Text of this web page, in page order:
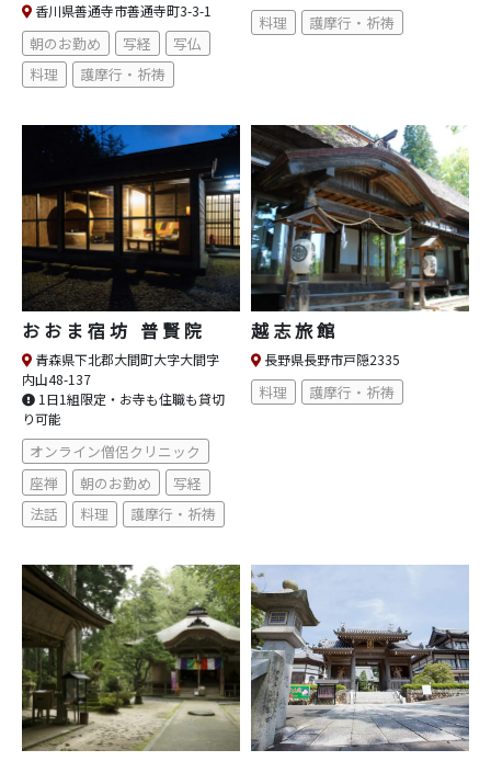
香川県善通寺市善通寺町3-3-1
朝のお勤め 写経
写仏
料理
護摩行・祈祷
料理 護摩行・祈祷
おおま宿坊 普賢院
青森県下北郡大間町大字大間字
内山48-137
1日1組限定・お寺も住職も貸切
り可能
オンライン僧侶クリニック
座禅
朝のお勤め
写経
法話
料理 護摩行・祈祷
越志旅館
長野県長野市戸隠2335
料理 護摩行・祈祷